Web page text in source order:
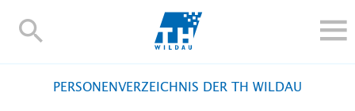
TH-
PERSONENVERZEICHNIS DER TH WILDAU